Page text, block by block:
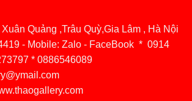
Quảng ,Trâu Quỳ,Gia Lâm , Hà Nội
- Mobile: Zalo - FaceBook * 0914
* 0886546089